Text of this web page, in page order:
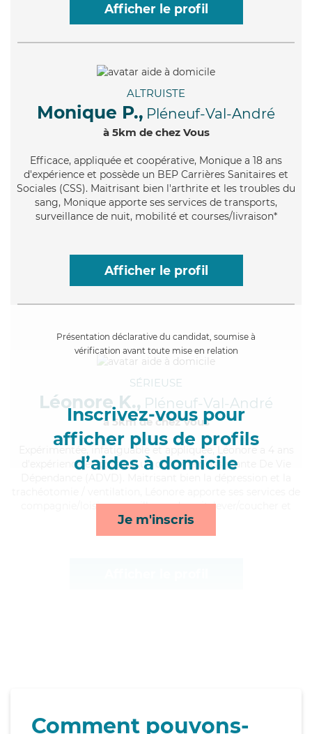
Afficher le profil
ALTRUISTE
Monique P., Pléneuf-Val-André
à 5km de chez Vous
Efficace, appliquée et coopérative, Monique a 18 ans
d'expérience et possède un BEP Carrières Sanitaires et
Sociales (CSS). Maitrisant bien l'arthrite et les troubles du
sang, Monique apporte ses services de transports,
surveillance de nuit, mobilité et courses/livraison*
Afficher le profil
Présentation déclarative du candidat, soumise à
vérification avant toute mise en relation
Inscrivez-vous pour
afficher plus de profils
d’aides à domicile
Je m'inscris
SÉRIEUSE
Léonore K., Pléneuf-Val-André
à 5km de chez Vous
, infatiguable et appliquée, Léonore a 4 ans
d'expérience et possède un diplôme d'Assistante De Vie
compagnie/loisirs, surveillance de nuit, lever/coucher et
mobilité*
Comment pouvons-